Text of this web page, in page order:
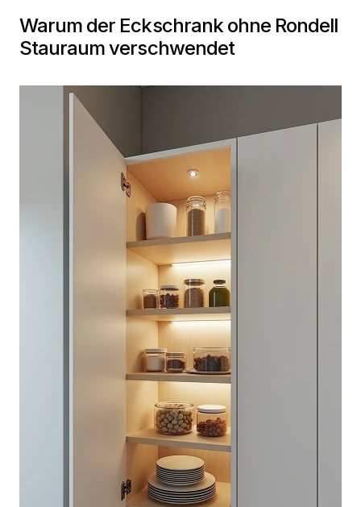
Warum der Eckschrank ohne Rondell
Stauraum verschwendet